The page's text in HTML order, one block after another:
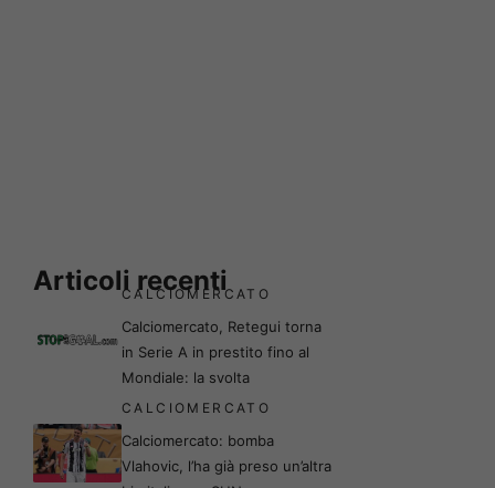
Articoli recenti
CALCIOMERCATO
Calciomercato, Retegui torna
in Serie A in prestito fino al
Mondiale: la svolta
CALCIOMERCATO
Calciomercato: bomba
Vlahovic, l’ha già preso un’altra